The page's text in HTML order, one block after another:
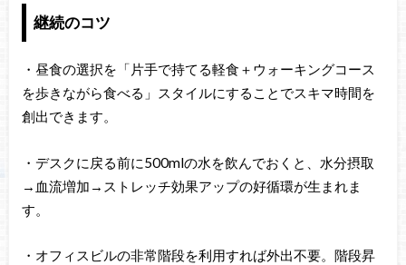
継続のコツ
・昼食の選択を「片手で持てる軽食＋ウォーキングコース
を歩きながら食べる」スタイルにすることでスキマ時間を
創出できます。
・デスクに戻る前に500mlの水を飲んでおくと、水分摂取
→血流増加→ストレッチ効果アップの好循環が生まれま
す。
・オフィスビルの非常階段を利用すれば外出不要。階段昇